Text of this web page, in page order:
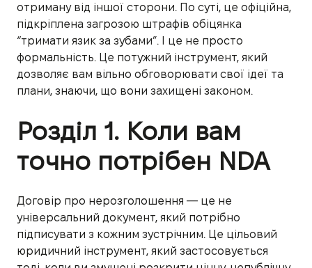
отриману від іншої сторони. По суті, це офіційна,
підкріплена загрозою штрафів обіцянка
“тримати язик за зубами”. І це не просто
формальність. Це потужний інструмент, який
дозволяє вам вільно обговорювати свої ідеї та
плани, знаючи, що вони захищені законом.
Розділ 1. Коли вам
точно потрібен NDA
Договір про нерозголошення — це не
універсальний документ, який потрібно
підписувати з кожним зустрічним. Це цільовий
юридичний інструмент, який застосовується